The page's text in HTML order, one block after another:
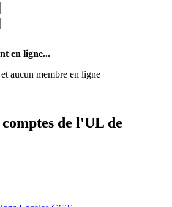
en ligne...
aucun membre en ligne
de l'UL de